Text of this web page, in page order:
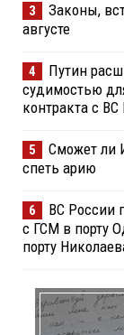
3
Законы,
августе
4
Путин
судимостью
контракта с
5
Сможет ли
спеть арию
6
ВС России
с ГСМ в порту
порту